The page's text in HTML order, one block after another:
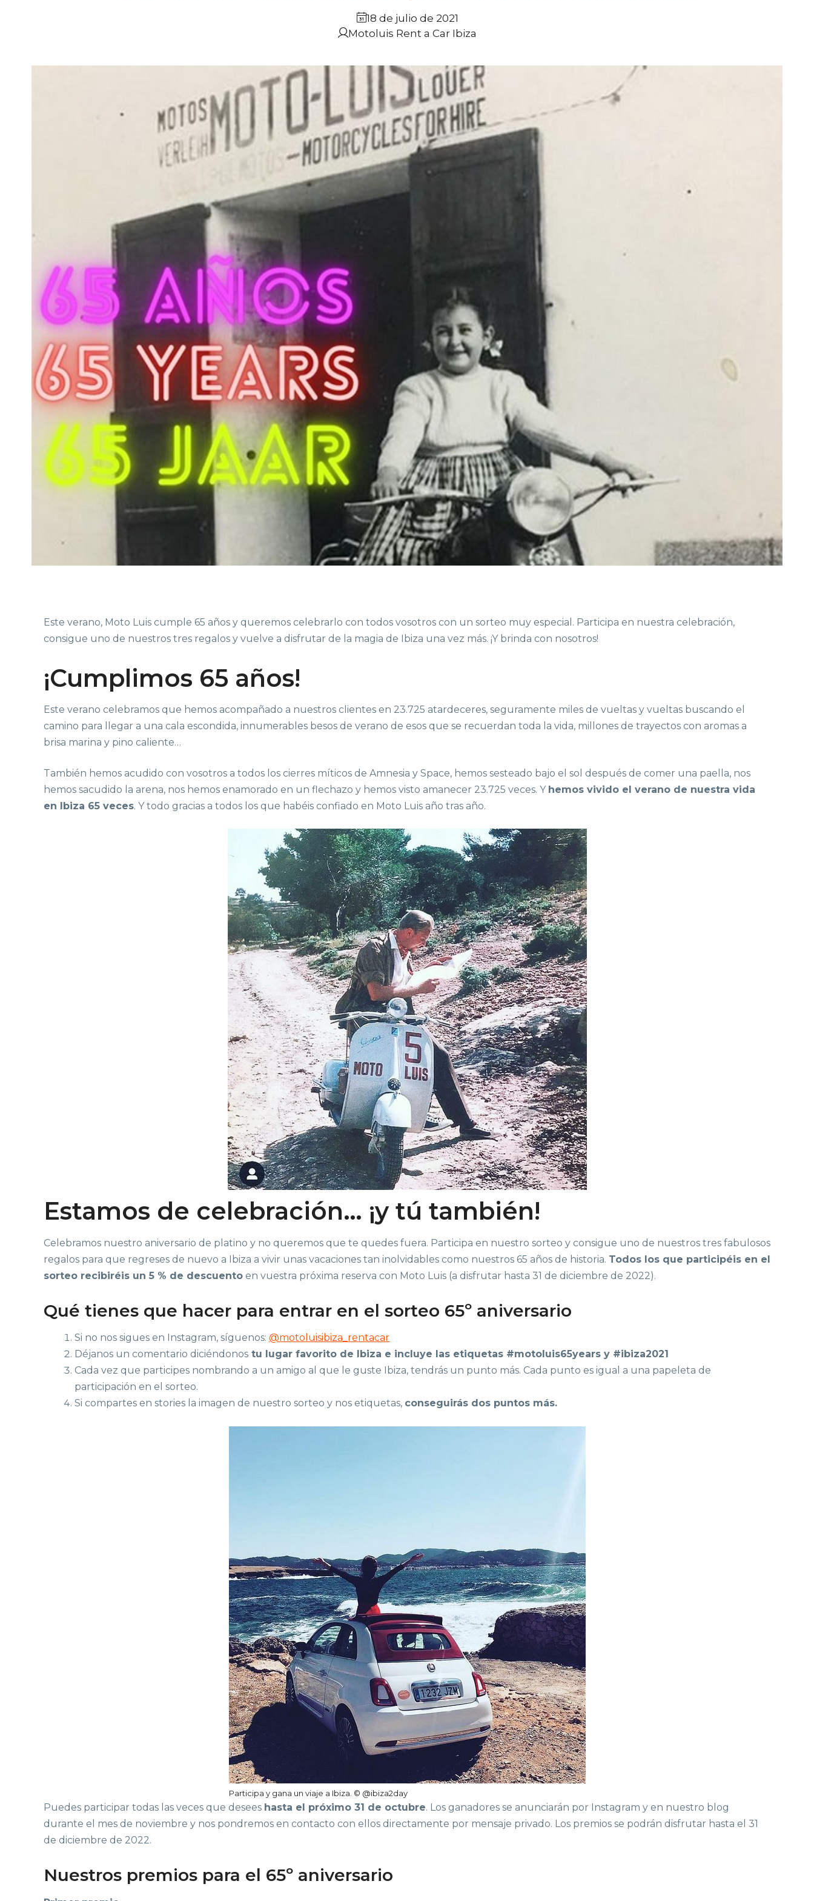
18 de julio de 2021
Motoluis Rent a Car Ibiza
Este verano, Moto Luis cumple 65 años y queremos celebrarlo con todos vosotros con un sorteo muy especial. Participa en nuestra celebración,
consigue uno de nuestros tres regalos y vuelve a disfrutar de la magia de Ibiza una vez más. ¡Y brinda con nosotros!
¡Cumplimos 65 años!
Este verano celebramos que hemos acompañado a nuestros clientes en 23.725 atardeceres, seguramente miles de vueltas y vueltas buscando el
camino para llegar a una cala escondida, innumerables besos de verano de esos que se recuerdan toda la vida, millones de trayectos con aromas a
brisa marina y pino caliente…
También hemos acudido con vosotros a todos los cierres míticos de Amnesia y Space, hemos sesteado bajo el sol después de comer una paella, nos
hemos sacudido la arena, nos hemos enamorado en un flechazo y hemos visto amanecer 23.725 veces. Y hemos vivido el verano de nuestra vida
en Ibiza 65 veces. Y todo gracias a todos los que habéis confiado en Moto Luis año tras año.
Estamos de celebración… ¡y tú también!
Celebramos nuestro aniversario de platino y no queremos que te quedes fuera. Participa en nuestro sorteo y consigue uno de nuestros tres fabulosos
regalos para que regreses de nuevo a Ibiza a vivir unas vacaciones tan inolvidables como nuestros 65 años de historia. Todos los que participéis en el
sorteo recibiréis un 5 % de descuento en vuestra próxima reserva con Moto Luis (a disfrutar hasta 31 de diciembre de 2022).
Qué tienes que hacer para entrar en el sorteo 65º aniversario
Si no nos sigues en Instagram, síguenos: @motoluisibiza_rentacar
Déjanos un comentario diciéndonos tu lugar favorito de Ibiza e incluye las etiquetas #motoluis65years y #ibiza2021
Cada vez que participes nombrando a un amigo al que le guste Ibiza, tendrás un punto más. Cada punto es igual a una papeleta de
participación en el sorteo.
Si compartes en stories la imagen de nuestro sorteo y nos etiquetas, conseguirás dos puntos más.
Participa y gana un viaje a Ibiza. © @ibiza2day
Puedes participar todas las veces que desees hasta el próximo 31 de octubre. Los ganadores se anunciarán por Instagram y en nuestro blog
durante el mes de noviembre y nos pondremos en contacto con ellos directamente por mensaje privado. Los premios se podrán disfrutar hasta el 31
de diciembre de 2022.
Nuestros premios para el 65º aniversario